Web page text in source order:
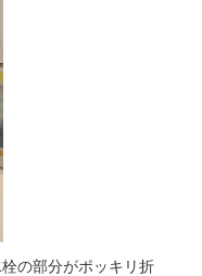
の部分がポッキリ折